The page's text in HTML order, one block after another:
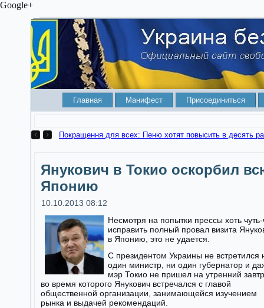
Google+
Главная Манифест Присоединиться
Покращення для всех: Пеню хотят повысить в десять
Янукович в Токио оскорбил
Японию
10.10.2013 08:12
Несмотря на попытки прессы хоть чуть-
исправить полный провал визита
в Японию, это не удается.
С президентом Украины не встретился
один министр, ни один губернатор и
мэр Токио не пришел на утренний
во время которого Янукович встречался с главой
общественной организации, занимающейся изучением
рынка и выдачей рекомендаций.